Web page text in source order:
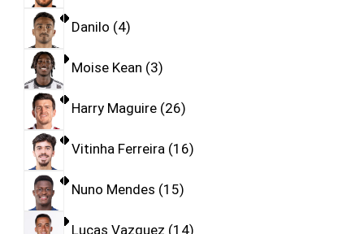
Danilo 4
Moise Kean 3
Harry Maguire 26
Vitinha Ferreira 16
Nuno Mendes 15
Lucas Vazquez 14